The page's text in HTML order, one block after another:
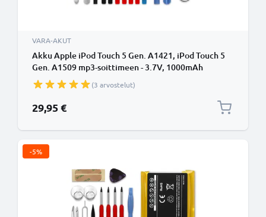
VARA-AKUT
Akku Apple iPod Touch 5 Gen. A1421, iPod Touch 5
Gen. A1509 mp3-soittimeen - 3.7V, 1000mAh
tarvikeakku + Työkalu tuotemerkiltä CELLONIC
(3 arvostelut)
29,95 €
-5%